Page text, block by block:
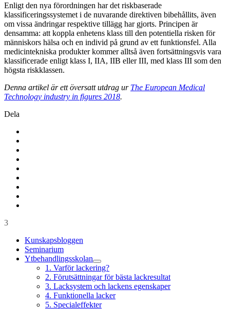
Enligt den nya förordningen har det riskbaserade
klassificeringssystemet i de nuvarande direktiven bibehållits, även
om vissa ändringar respektive tillägg har gjorts. Principen är
densamma: att koppla enhetens klass till den potentiella risken för
människors hälsa och en individ på grund av ett funktionsfel. Alla
medicintekniska produkter kommer alltså även fortsättningsvis vara
klassificerade enligt klass I, IIA, IIB eller III, med klass III som den
högsta riskklassen.
Denna artikel är ett översatt utdrag ur The European Medical
Technology industry in figures 2018.
Dela
3
Kunskapsbloggen
Seminarium
Ytbehandlingsskolan
1. Varför lackering?
2. Förutsättningar för bästa lackresultat
3. Lacksystem och lackens egenskaper
4. Funktionella lacker
5. Specialeffekter